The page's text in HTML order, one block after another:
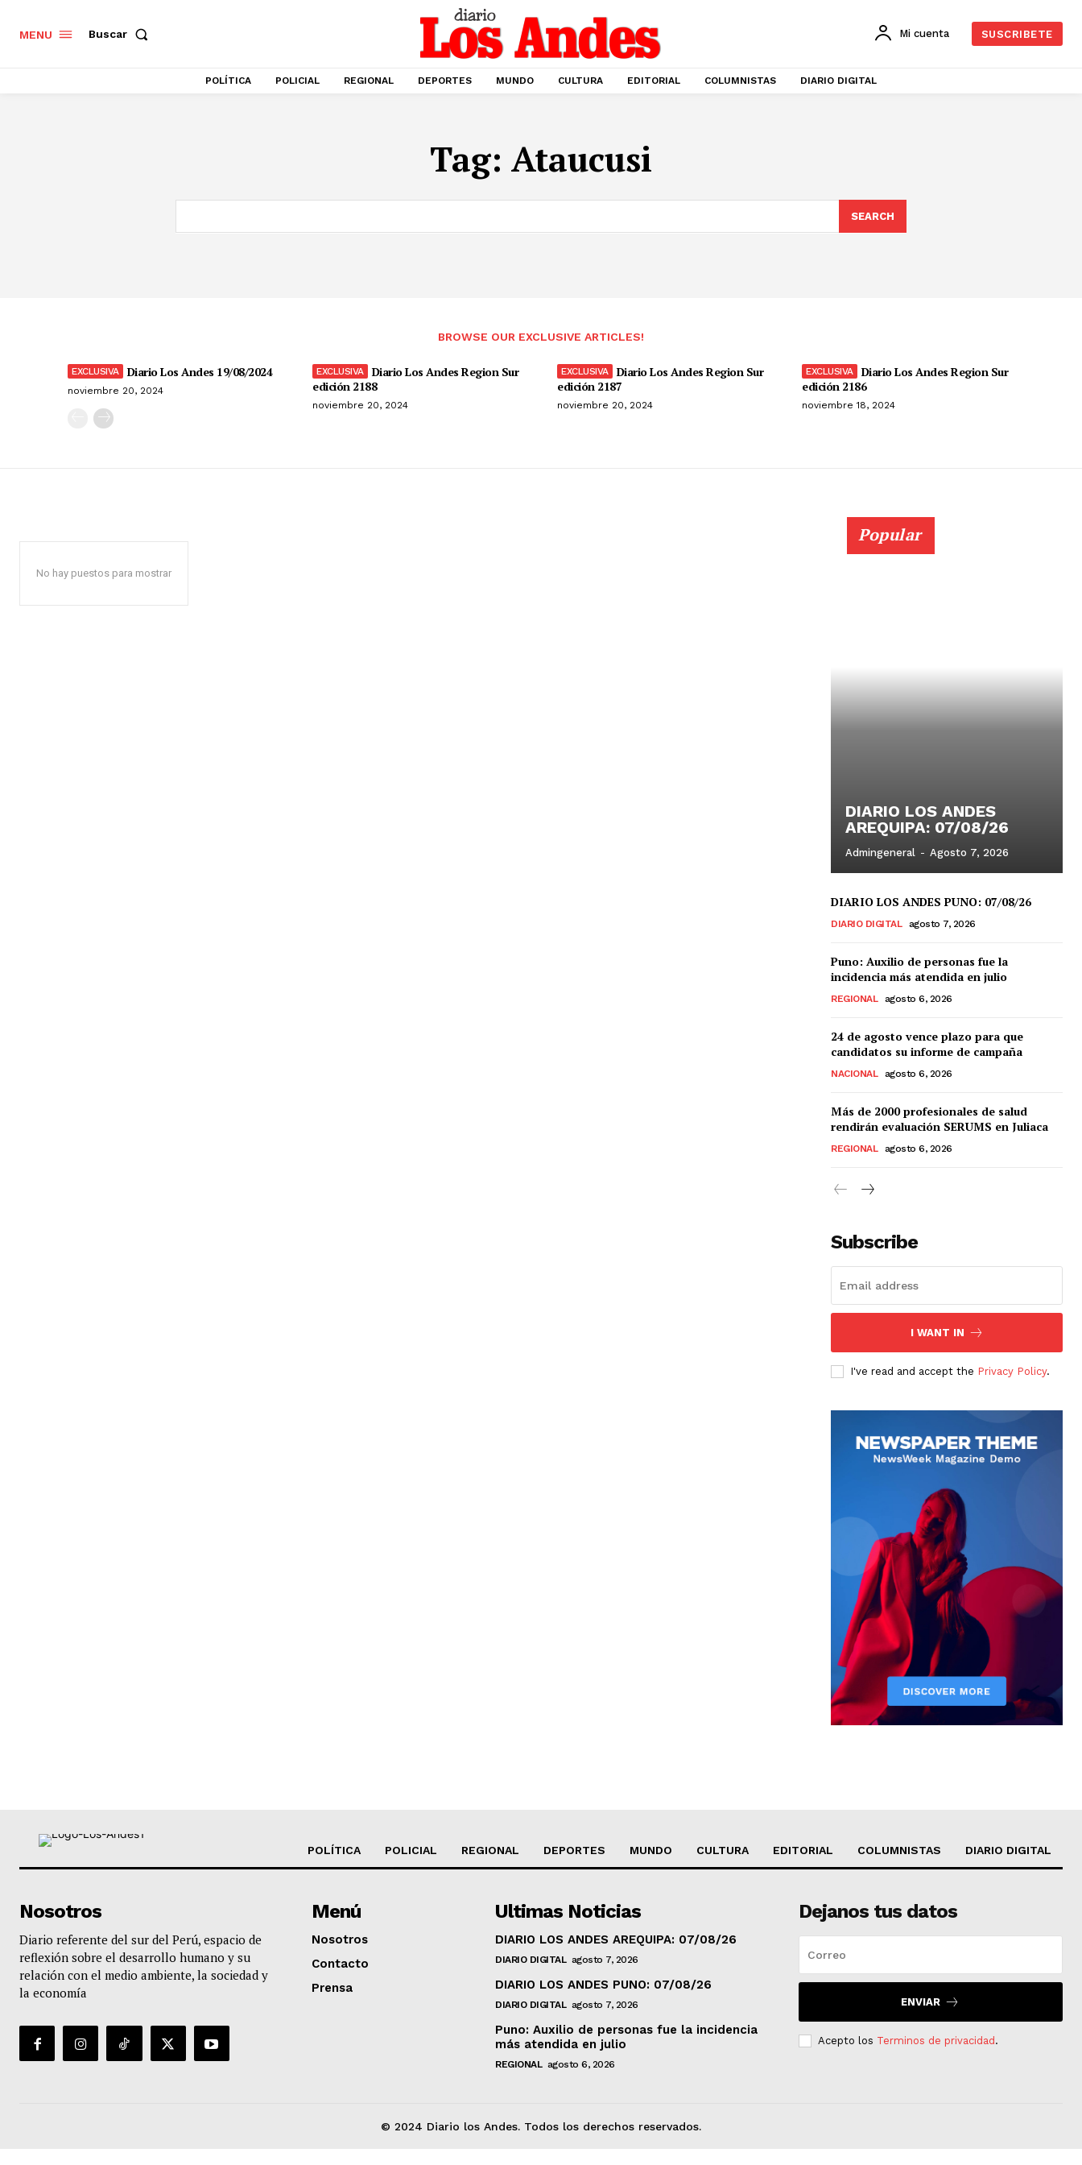
MENU Buscar Mi cuenta SUSCRIBETE
POLÍTICA POLICIAL REGIONAL DEPORTES MUNDO CULTURA EDITORIAL COLUMNISTAS DIARIO DIGITAL
Tag: Ataucusi
SEARCH
BROWSE OUR EXCLUSIVE ARTICLES!
Diario Los Andes 19/08/2024
noviembre 20, 2024
Diario Los Andes Region Sur
edición 2188
noviembre 20, 2024
Diario Los Andes Region Sur
edición 2187
noviembre 20, 2024
Diario Los Andes Region Sur
edición 2186
noviembre 18, 2024
No hay puestos para mostrar
Popular
DIARIO LOS ANDES
AREQUIPA: 07/08/26
Admingeneral - Agosto 7, 2026
DIARIO LOS ANDES PUNO: 07/08/26
DIARIO DIGITAL agosto 7, 2026
Puno: Auxilio de personas fue la
incidencia más atendida en julio
REGIONAL agosto 6, 2026
24 de agosto vence plazo para que
candidatos su informe de campaña
NACIONAL agosto 6, 2026
Más de 2000 profesionales de salud
rendirán evaluación SERUMS en Juliaca
REGIONAL agosto 6, 2026
Subscribe
I WANT IN
I've read and accept the Privacy Policy.
POLÍTICA POLICIAL REGIONAL DEPORTES MUNDO CULTURA EDITORIAL COLUMNISTAS DIARIO DIGITAL
Nosotros
Diario referente del sur del Perú, espacio de
reflexión sobre el desarrollo humano y su
relación con el medio ambiente, la sociedad y
la economía
Menú
Nosotros
Contacto
Prensa
Ultimas Noticias
DIARIO LOS ANDES AREQUIPA: 07/08/26
DIARIO DIGITAL agosto 7, 2026
DIARIO LOS ANDES PUNO: 07/08/26
DIARIO DIGITAL agosto 7, 2026
Puno: Auxilio de personas fue la incidencia
más atendida en julio
REGIONAL agosto 6, 2026
Dejanos tus datos
ENVIAR
Acepto los Terminos de privacidad .
© 2024 Diario los Andes. Todos los derechos reservados.